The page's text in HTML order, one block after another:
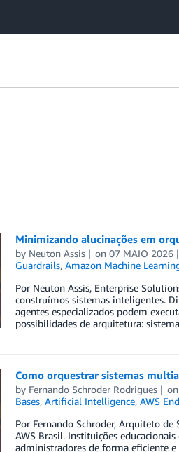
Minimizando alucinações em
by Neuton Assis on07 MAIO 2026
Guardrails, Amazon Machine
Por Neuton Assis, Enterprise
construímos sistemas inteligentes.
agentes especializados podem
possibilidades de arquitetura:
Como orquestrar sistemas
by Fernando Schroder Rodrigues on
Bases, Artificial Intelligence, AWS
Por Fernando Schroder, Arquiteto
AWS Brasil. Instituições
administradores de forma eficiente e